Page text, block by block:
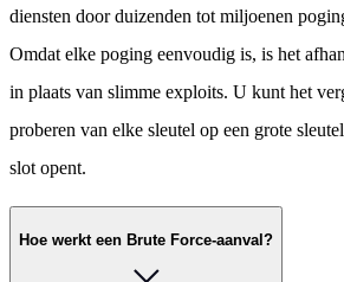
diensten door duizenden tot miljoenen
Omdat elke poging eenvoudig is, is het
in plaats van slimme exploits. U kunt het
proberen van elke sleutel op een grote
slot opent.
Hoe werkt een Brute Force-aanval?